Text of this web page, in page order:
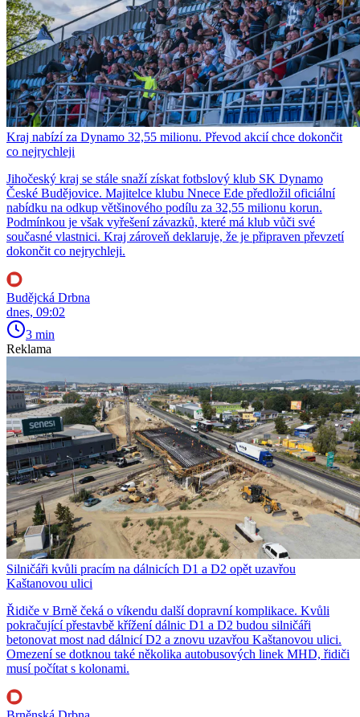
Kraj nabízí za Dynamo 32,55 milionu. Převod akcií chce dokončit
co nejrychleji
Jihočeský kraj se stále snaží získat fotbslový klub SK Dynamo
České Budějovice. Majitelce klubu Nnece Ede předložil oficiální
nabídku na odkup většinového podílu za 32,55 milionu korun.
Podmínkou je však vyřešení závazků, které má klub vůči své
současné vlastnici. Kraj zároveň deklaruje, že je připraven převzetí
dokončit co nejrychleji.
Budějcká Drbna
dnes, 09:02
3 min
Reklama
Silničáři kvůli pracím na dálnicích D1 a D2 opět uzavřou
Kaštanovou ulici
Řidiče v Brně čeká o víkendu další dopravní komplikace. Kvůli
pokračující přestavbě křížení dálnic D1 a D2 budou silničáři
betonovat most nad dálnicí D2 a znovu uzavřou Kaštanovou ulici.
Omezení se dotknou také několika autobusových linek MHD, řidiči
musí počítat s kolonami.